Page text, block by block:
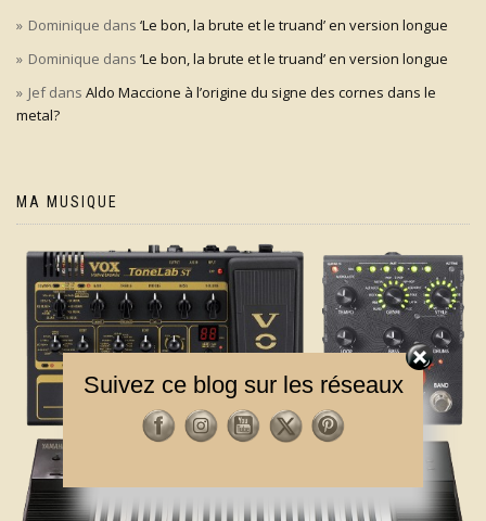
Dominique dans ‘Le bon, la brute et le truand’ en version longue
Dominique dans ‘Le bon, la brute et le truand’ en version longue
Jefdans Aldo Maccione à l’origine du signe des cornes dans le
metal?
MA MUSIQUE
Suivez ce blog sur les réseaux